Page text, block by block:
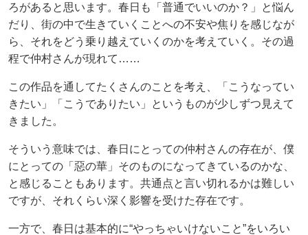
ろがあると思います。春日も「普通でいいのか？」と悩ん
だり、街の中で生きていくことへの不安や焦りを感じなが
ら、それをどう乗り越えていくのかを考えていく。その過
程で仲村さんが現れて……
この作品を通してたくさんのことを考え、「こうなってい
きたい」「こうでありたい」というものが少しずつ見えて
きました。
そういう意味では、春日にとっての仲村さんの存在が、僕
にとっての「惡の華」そのものになってきているのかな、
と感じることもあります。共通点と言い切れるかは難しい
ですが、それくらい深く影響を受けた存在です。
一方で、春日は基本的に“やっちゃいけないこと”をいろい